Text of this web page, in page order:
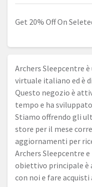
Get 20% Off On
Archers Sleepcentre
virtuale italiano ed è
Questo negozio è
tempo e ha
Stiamo offrendo gli
store per il mese
aggiornamenti per
Archers Sleepcentre
obiettivo principale è
con noi e fare